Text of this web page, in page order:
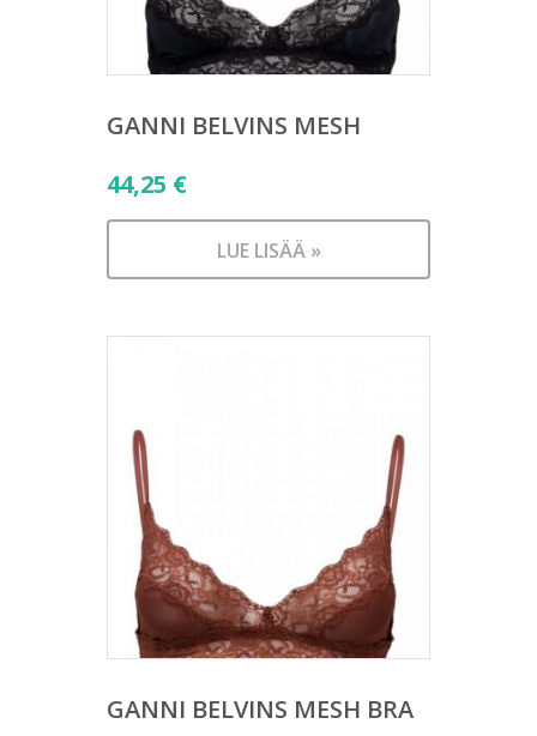
GANNI BELVINS MESH
44,25 €
LUE LISÄÄ »
GANNI BELVINS MESH BRA